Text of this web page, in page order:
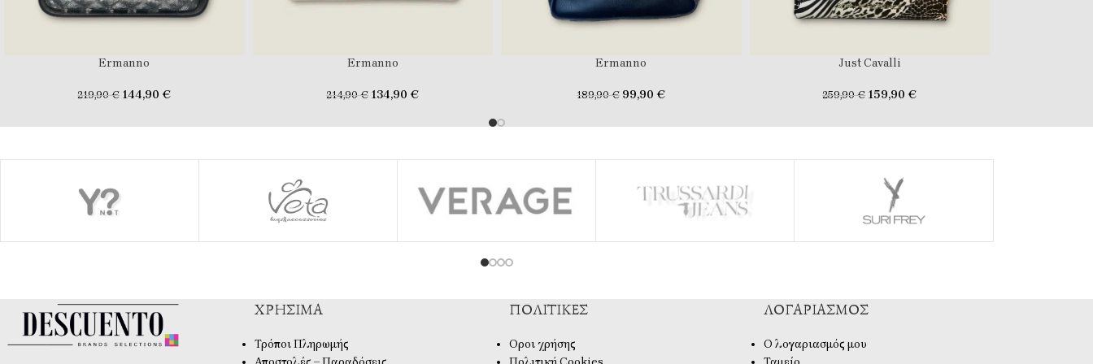
Ermanno
219,90€ 144,90 €
Ermanno
214,90€ 134,90 €
Ermanno
189,90€ 99,90 €
Just Cavalli
259,90€ 159,90 €
ΧΡΉΣΙΜΑ
Τρόποι Πληρωμής
ΠΟΛΙΤΙΚΈΣ
Οροι χρήσης
ΛΟΓΑΡΙΑΣΜΌΣ
Ο λογαριασμός μου